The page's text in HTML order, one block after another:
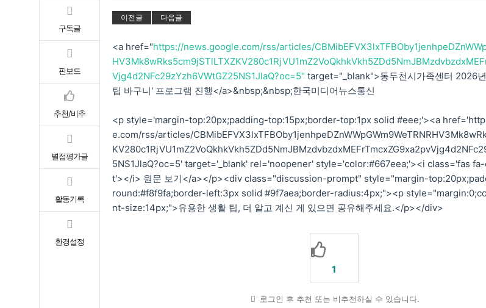
구독글
핀보드
추천/비추
별점평가글
활동기록
환경설정
이전글 다음글
<a href="https://news.google.com/rss/articles/
Vjg4d2NFc29zYzh6VWtGZ25NS1JlaQ?oc=5" target="_blank">동두천시가족센터 2026
팁 바구니' 프로그램 진행</a>&nbsp;&nbsp;한국미디어뉴스통신
<p style='margin-top:20px;padding-top:15px;border-top:1px solid #eee;'><a
e.com/rss/articles/
5NS1JlaQ?oc=5' target='_blank' rel='noopener' style='color:#667eea;'><i class='fas
t'></i> 원문 보기</a></p><div class="discussion-prompt" style="margin-
round:#f8f9fa;border-left:3px solid #9f7aea;border-radius:4px;"><p
nt-size:14px;">유용한 생활 팁, 더 알고 계신 게 있으면 공유해주세요.</p></div>
1
로그인 후 추천 또는 비추천하실 수 있습니다.